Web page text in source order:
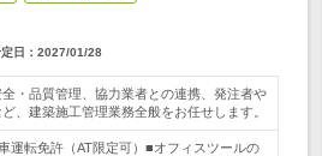
日： 2027/01/28
・品質管理、協力業者との連携、発注者や
、建築施工管理業務全般をお任せします。
運転免許（AT限定可）■オフィスツールの